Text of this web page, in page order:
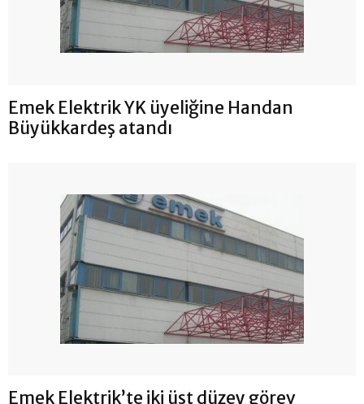
Emek Elektrik YK üyeliğine Handan
Büyükkardeş atandı
Emek Elektrik’te iki üst düzey görev